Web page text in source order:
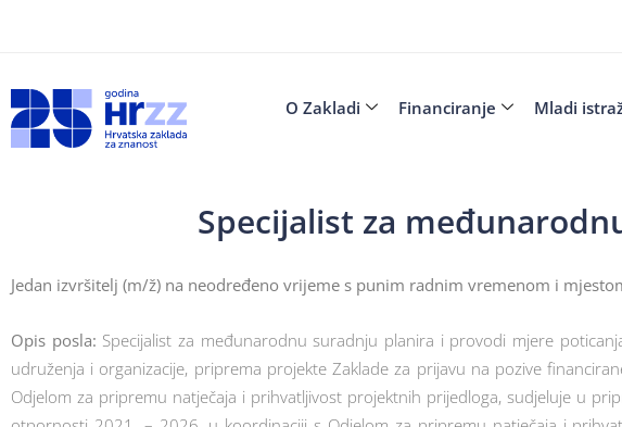
O Zakladi Financiranje Mladi
Specijalist za
Jedan izvršitelj (m/ž) na neodređeno vrijeme s punim radnim vremenom i
Opis posla: Specijalist za međunarodnu suradnju planira i provodi mjere
udruženja i organizacije, priprema projekte Zaklade za prijavu na pozive
Odjelom za pripremu natječaja i prihvatljivost projektnih prijedloga, sudjeluje u